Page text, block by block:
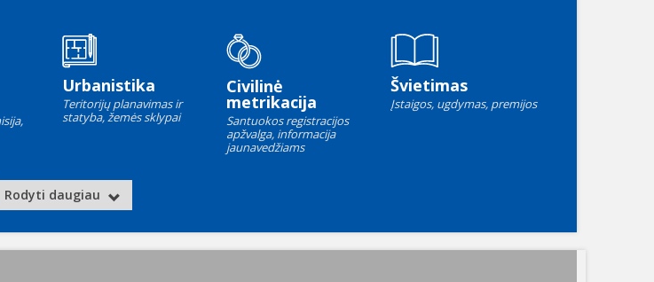
Urbanistika
Teritorijų planavimas ir
statyba, žemės sklypai
Civilinė
metrikacija
Santuokos registracijos
apžvalga, informacija
jaunavedžiams
Švietimas
Įstaigos, ugdymas, premijos
Rodyti daugiau